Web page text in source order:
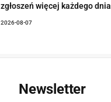
zgłoszeń więcej każdego dnia
2026-08-07
Newsletter